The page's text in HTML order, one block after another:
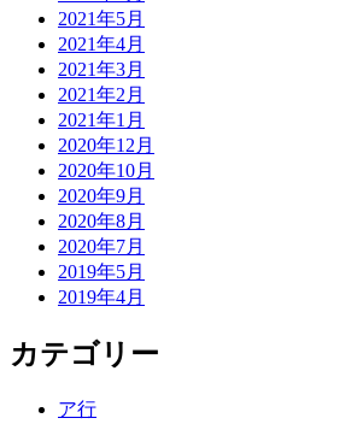
2021年5月
2021年4月
2021年3月
2021年2月
2021年1月
2020年12月
2020年10月
2020年9月
2020年8月
2020年7月
2019年5月
2019年4月
カテゴリー
ア行